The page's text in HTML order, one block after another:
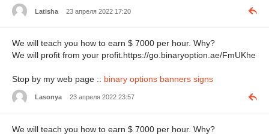
Latisha 23 апреля 2022 17:20
We will teach you how to earn $ 7000 per hour. Why?
We will profit from your profit.https://go.binaryoption.ae/FmUKhe
Stop by my web page :: binary options banners signs
Lasonya 23 апреля 2022 23:57
We will teach you how to earn $ 7000 per hour. Why?